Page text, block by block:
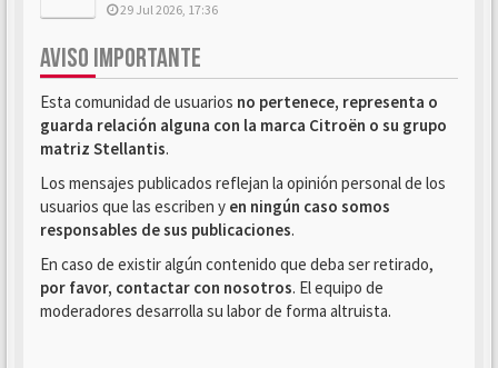
29 Jul 2026, 17:36
AVISO IMPORTANTE
Esta comunidad de usuarios no pertenece, representa o
guarda relación alguna con la marca Citroën o su grupo
matriz Stellantis.
Los mensajes publicados reflejan la opinión personal de los
usuarios que las escriben y en ningún caso somos
responsables de sus publicaciones.
En caso de existir algún contenido que deba ser retirado,
por favor, contactar con nosotros. El equipo de
moderadores desarrolla su labor de forma altruista.